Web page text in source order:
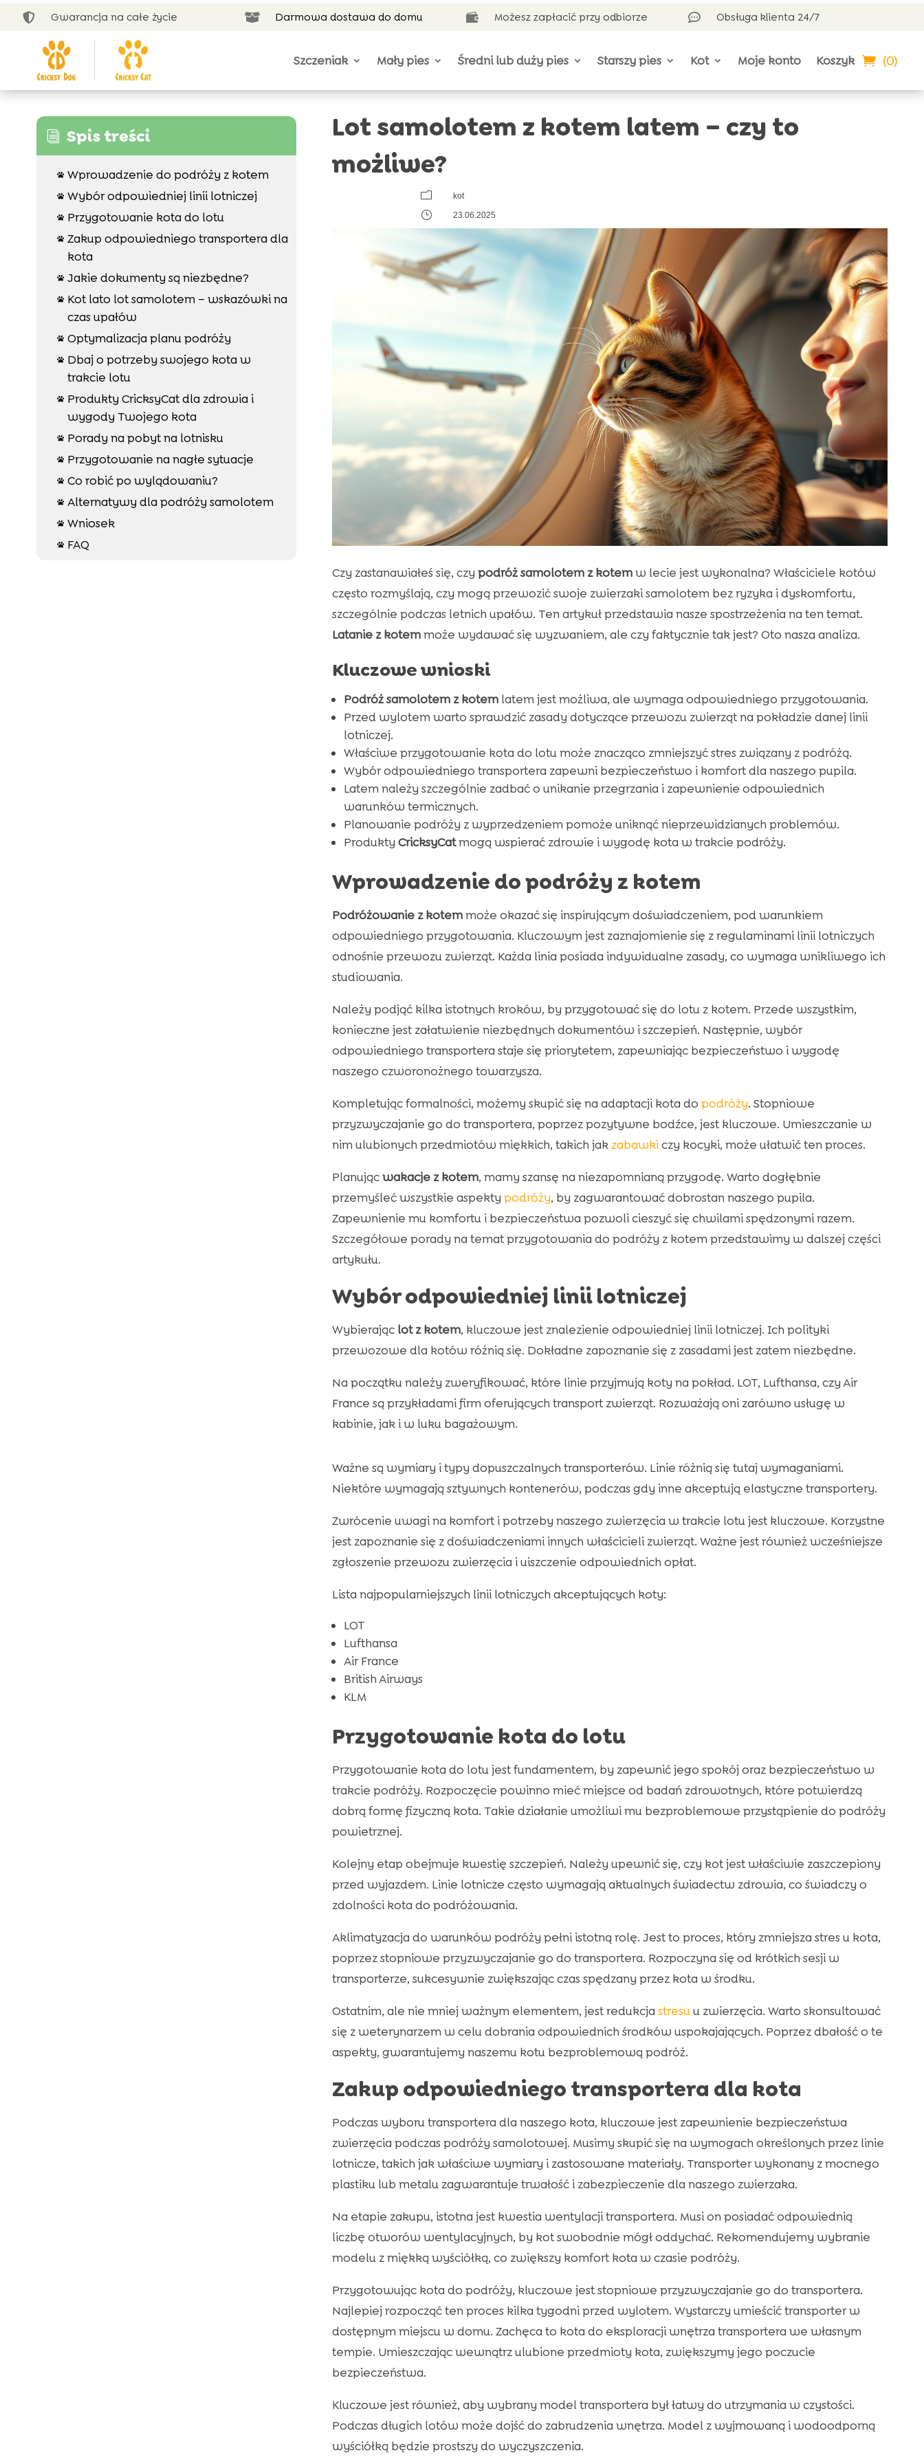
 Gwarancja na całe życie  Darmowa dostawa do domu  Możesz zapłacić przy odbiorze  Obsługa klienta 24/7
Szczeniak Mały pies Średni lub duży pies Starszy pies Kot Moje konto Koszyk (0)
i Spis treści
 Wprowadzenie do podróży z kotem
 Wybór odpowiedniej linii lotniczej
 Przygotowanie kota do lotu
 Zakup odpowiedniego transportera dla
kota
 Jakie dokumenty są niezbędne?

Kot lato lot samolotem – wskazówki na
czas upałów
 Optymalizacja planu podróży

Dbaj o potrzeby swojego kota w
trakcie lotu

Produkty CricksyCat dla zdrowia i
wygody Twojego kota
 Porady na pobyt na lotnisku
 Przygotowanie na nagłe sytuacje
 Co robić po wylądowaniu?
 Alternatywy dla podróży samolotem
 Wniosek
 FAQ
Lot samolotem z kotem latem – czy to
możliwe?
m kot
} 23.06.2025
Czy zastanawiałeś się, czy podróż samolotem z kotemw lecie jest wykonalna? Właściciele kotów
często rozmyślają, czy mogą przewozić swoje zwierzaki samolotem bez ryzyka i dyskomfortu,
szczególnie podczas letnich upałów. Ten artykuł przedstawia nasze spostrzeżenia na ten temat.
Latanie z kotemmoże wydawać się wyzwaniem, ale czy faktycznie tak jest? Oto nasza analiza.
Kluczowe wnioski
Podróż samolotem z kotemlatem jest możliwa, ale wymaga odpowiedniego przygotowania.
Przed wylotem warto sprawdzić zasady dotyczące przewozu zwierząt na pokładzie danej linii
lotniczej.
Właściwe przygotowanie kota do lotu może znacząco zmniejszyć stres związany z podróżą.
Wybór odpowiedniego transportera zapewni bezpieczeństwo i komfort dla naszego pupila.
Latem należy szczególnie zadbać o unikanie przegrzania i zapewnienie odpowiednich
warunków termicznych.
Planowanie podróży z wyprzedzeniem pomoże uniknąć nieprzewidzianych problemów.
Produkty CricksyCatmogą wspierać zdrowie i wygodę kota w trakcie podróży.
Wprowadzenie do podróży z kotem
Podróżowanie z kotemmoże okazać się inspirującym doświadczeniem, pod warunkiem
odpowiedniego przygotowania. Kluczowym jest zaznajomienie się z regulaminami linii lotniczych
odnośnie przewozu zwierząt. Każda linia posiada indywidualne zasady, co wymaga wnikliwego ich
studiowania.
Należy podjąć kilka istotnych kroków, by przygotować się do lotu z kotem. Przede wszystkim,
konieczne jest załatwienie niezbędnych dokumentów i szczepień. Następnie, wybór
odpowiedniego transportera staje się priorytetem, zapewniając bezpieczeństwo i wygodę
naszego czworonożnego towarzysza.
Kompletując formalności, możemy skupić się na adaptacji kota do podróży. Stopniowe
przyzwyczajanie go do transportera, poprzez pozytywne bodźce, jest kluczowe. Umieszczanie w
nim ulubionych przedmiotów miękkich, takich jak zabawkiczy kocyki, może ułatwić ten proces.
Planującwakacje z kotem, mamy szansę na niezapomnianą przygodę. Warto dogłębnie
przemyśleć wszystkie aspekty podróży, by zagwarantować dobrostan naszego pupila.
Zapewnienie mu komfortu i bezpieczeństwa pozwoli cieszyć się chwilami spędzonymi razem.
Szczegółowe porady na temat przygotowania do podróży z kotem przedstawimy w dalszej części
artykułu.
Wybór odpowiedniej linii lotniczej
Wybierając lot z kotem, kluczowe jest znalezienie odpowiedniej linii lotniczej. Ich polityki
przewozowe dla kotów różnią się. Dokładne zapoznanie się z zasadami jest zatem niezbędne.
Na początku należy zweryfikować, które linie przyjmują koty na pokład. LOT, Lufthansa, czy Air
France są przykładami firm oferujących transport zwierząt. Rozważają oni zarówno usługę w
kabinie, jak i w luku bagażowym.
Ważne są wymiary i typy dopuszczalnych transporterów. Linie różnią się tutaj wymaganiami.
Niektóre wymagają sztywnych kontenerów, podczas gdy inne akceptują elastyczne transportery.
Zwrócenie uwagi na komfort i potrzeby naszego zwierzęcia w trakcie lotu jest kluczowe. Korzystne
jest zapoznanie się z doświadczeniami innych właścicieli zwierząt. Ważne jest również wcześniejsze
zgłoszenie przewozu zwierzęcia i uiszczenie odpowiednich opłat.
Lista najpopularniejszych linii lotniczych akceptujących koty:
LOT
Lufthansa
Air France
British Airways
KLM
Przygotowanie kota do lotu
Przygotowanie kota do lotu jest fundamentem, by zapewnić jego spokój oraz bezpieczeństwo w
trakcie podróży. Rozpoczęcie powinno mieć miejsce od badań zdrowotnych, które potwierdzą
dobrą formę fizyczną kota. Takie działanie umożliwi mu bezproblemowe przystąpienie do podróży
powietrznej.
Kolejny etap obejmuje kwestię szczepień. Należy upewnić się, czy kot jest właściwie zaszczepiony
przed wyjazdem. Linie lotnicze często wymagają aktualnych świadectw zdrowia, co świadczy o
zdolności kota do podróżowania.
Aklimatyzacja do warunków podróży pełni istotną rolę. Jest to proces, który zmniejsza stres u kota,
poprzez stopniowe przyzwyczajanie go do transportera. Rozpoczyna się od krótkich sesji w
transporterze, sukcesywnie zwiększając czas spędzany przez kota w środku.
Ostatnim, ale nie mniej ważnym elementem, jest redukcja stresuu zwierzęcia. Warto skonsultować
się z weterynarzem w celu dobrania odpowiednich środków uspokajających. Poprzez dbałość o te
aspekty, gwarantujemy naszemu kotu bezproblemową podróż.
Zakup odpowiedniego transportera dla kota
Podczas wyboru transportera dla naszego kota, kluczowe jest zapewnienie bezpieczeństwa
zwierzęcia podczas podróży samolotowej. Musimy skupić się na wymogach określonych przez linie
lotnicze, takich jak właściwe wymiary i zastosowane materiały. Transporter wykonany z mocnego
plastiku lub metalu zagwarantuje trwałość i zabezpieczenie dla naszego zwierzaka.
Na etapie zakupu, istotna jest kwestia wentylacji transportera. Musi on posiadać odpowiednią
liczbę otworów wentylacyjnych, by kot swobodnie mógł oddychać. Rekomendujemy wybranie
modelu z miękką wyściółką, co zwiększy komfort kota w czasie podróży.
Przygotowując kota do podróży, kluczowe jest stopniowe przyzwyczajanie go do transportera.
Najlepiej rozpocząć ten proces kilka tygodni przed wylotem. Wystarczy umieścić transporter w
dostępnym miejscu w domu. Zachęca to kota do eksploracji wnętrza transportera we własnym
tempie. Umieszczając wewnątrz ulubione przedmioty kota, zwiększymy jego poczucie
bezpieczeństwa.
Kluczowe jest również, aby wybrany model transportera był łatwy do utrzymania w czystości.
Podczas długich lotów może dojść do zabrudzenia wnętrza. Model z wyjmowaną i wodoodporną
wyściółką będzie prostszy do wyczyszczenia.